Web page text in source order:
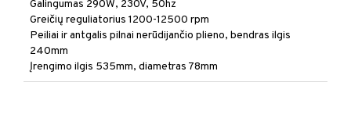
Galingumas 290W, 230V, 50hz
Greičių reguliatorius 1200-12500 rpm
Peiliai ir antgalis pilnai nerūdijančio plieno, bendras ilgis
240mm
Įrengimo ilgis 535mm, diametras 78mm